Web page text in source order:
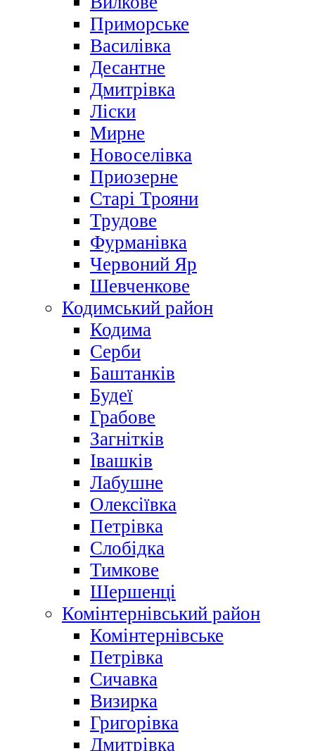
Приморське
Василівка
Десантне
Дмитрівка
Ліски
Мирне
Новоселівка
Приозерне
Старі Трояни
Трудове
Фурманівка
Червоний Яр
Шевченкове
Кодимський район
Кодима
Серби
Баштанків
Будеї
Грабове
Загнітків
Івашків
Лабушне
Олексіївка
Петрівка
Слобідка
Тимкове
Шершенці
Комінтернівський район
Комінтернівське
Петрівка
Сичавка
Визирка
Григорівка
Дмитрівка